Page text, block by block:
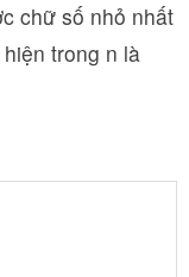
chữ số nhỏ nhất
trong n là